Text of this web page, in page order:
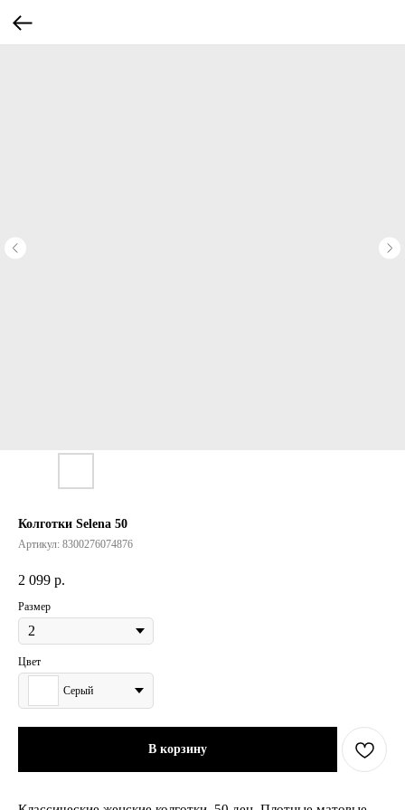
Колготки Selena 50
Артикул: 8300276074876
2 099 р.
Размер
Цвет
Серый
В корзину